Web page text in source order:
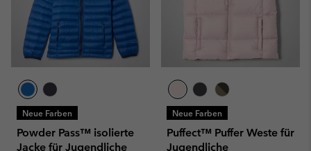
Neue Farben
Powder Pass™ isolierte
Jacke für Jugendliche
Neue Farben
Puffect™ Puffer Weste für
Jugendliche